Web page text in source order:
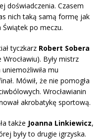
doświadczenia. Czasem
nich taką samą formę jak
Świątek po meczu.
tyczkarz Robert Sobera
Były mistrz
mu
Mówił, że nie pomogła
Wrocławianin
akrobatykę sportową.
także Joanna Linkiewicz,
były to drugie igrzyska.